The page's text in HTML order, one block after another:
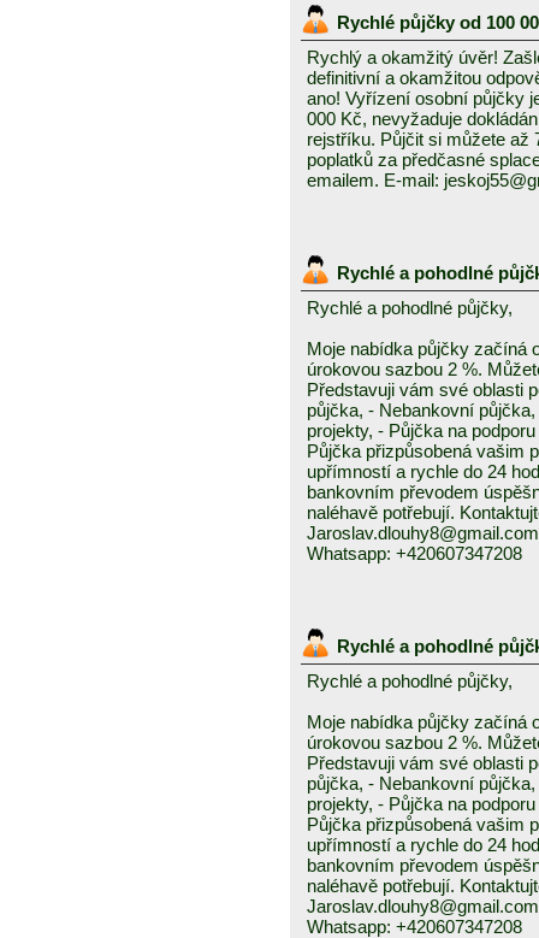
Rychlé půjčky od 100
Rychlý a okamžitý úvěr!
definitivní a okamžitou
ano! Vyřízení osobní půjčky
000 Kč, nevyžaduje
rejstříku. Půjčit si můžete až
poplatků za předčasné
emailem. E-mail:
Rychlé a pohodlné
Rychlé a pohodlné půjčky,
Moje nabídka půjčky začíná
úrokovou sazbou 2 %.
Představuji vám své oblasti
půjčka, - Nebankovní
projekty, - Půjčka na
Půjčka přizpůsobená vašim
upřímností a rychle do 24
bankovním převodem
naléhavě potřebují.
Jaroslav.dlouhy8@gmail.com
Whatsapp: +420607347208
Rychlé a pohodlné
Rychlé a pohodlné půjčky,
Moje nabídka půjčky začíná
úrokovou sazbou 2 %.
Představuji vám své oblasti
půjčka, - Nebankovní
projekty, - Půjčka na
Půjčka přizpůsobená vašim
upřímností a rychle do 24
bankovním převodem
naléhavě potřebují.
Jaroslav.dlouhy8@gmail.com
Whatsapp: +420607347208